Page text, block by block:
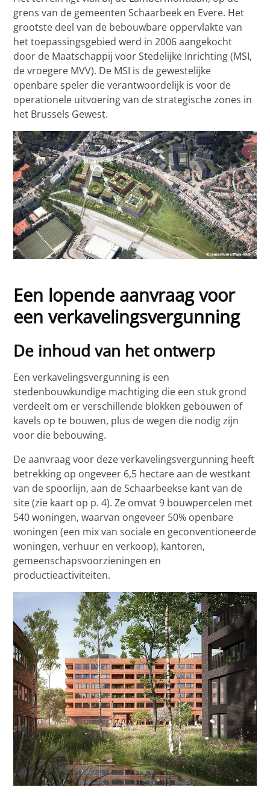
grens van de gemeenten Schaarbeek en Evere. Het
grootste deel van de bebouwbare oppervlakte van
het toepassingsgebied werd in 2006 aangekocht
door de Maatschappij voor Stedelijke Inrichting (MSI,
de vroegere MVV). De MSI is de gewestelijke
openbare speler die verantwoordelijk is voor de
operationele uitvoering van de strategische zones in
het Brussels Gewest.
Een lopende aanvraag voor
een verkavelingsvergunning
De inhoud van het ontwerp
Een verkavelingsvergunning is een
stedenbouwkundige machtiging die een stuk grond
verdeelt om er verschillende blokken gebouwen of
kavels op te bouwen, plus de wegen die nodig zijn
voor die bebouwing.
De aanvraag voor deze verkavelingsvergunning heeft
betrekking op ongeveer 6,5 hectare aan de westkant
van de spoorlijn, aan de Schaarbeekse kant van de
site (zie kaart op p. 4). Ze omvat 9 bouwpercelen met
540 woningen, waarvan ongeveer 50% openbare
woningen (een mix van sociale en geconventioneerde
woningen, verhuur en verkoop), kantoren,
gemeenschapsvoorzieningen en
productieactiviteiten.